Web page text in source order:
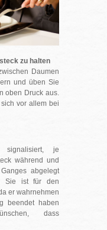
zu halten
Daumen
und üben Sie
oben Druck aus.
vor allem bei
signalisiert, je
während und
abgelegt
Sie ist für den
er wahrnehmen
beendet haben
dass